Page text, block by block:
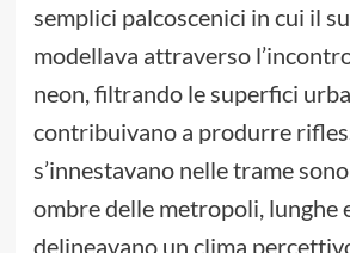
semplici palcoscenici in cui il
modellava attraverso
neon, filtrando le superfici
contribuivano a produrre
s’innestavano nelle trame
ombre delle metropoli, lunghe
delineavano un clima